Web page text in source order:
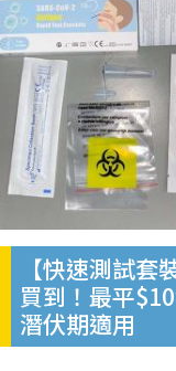
【快速測試
買到！最平
潛伏期適用